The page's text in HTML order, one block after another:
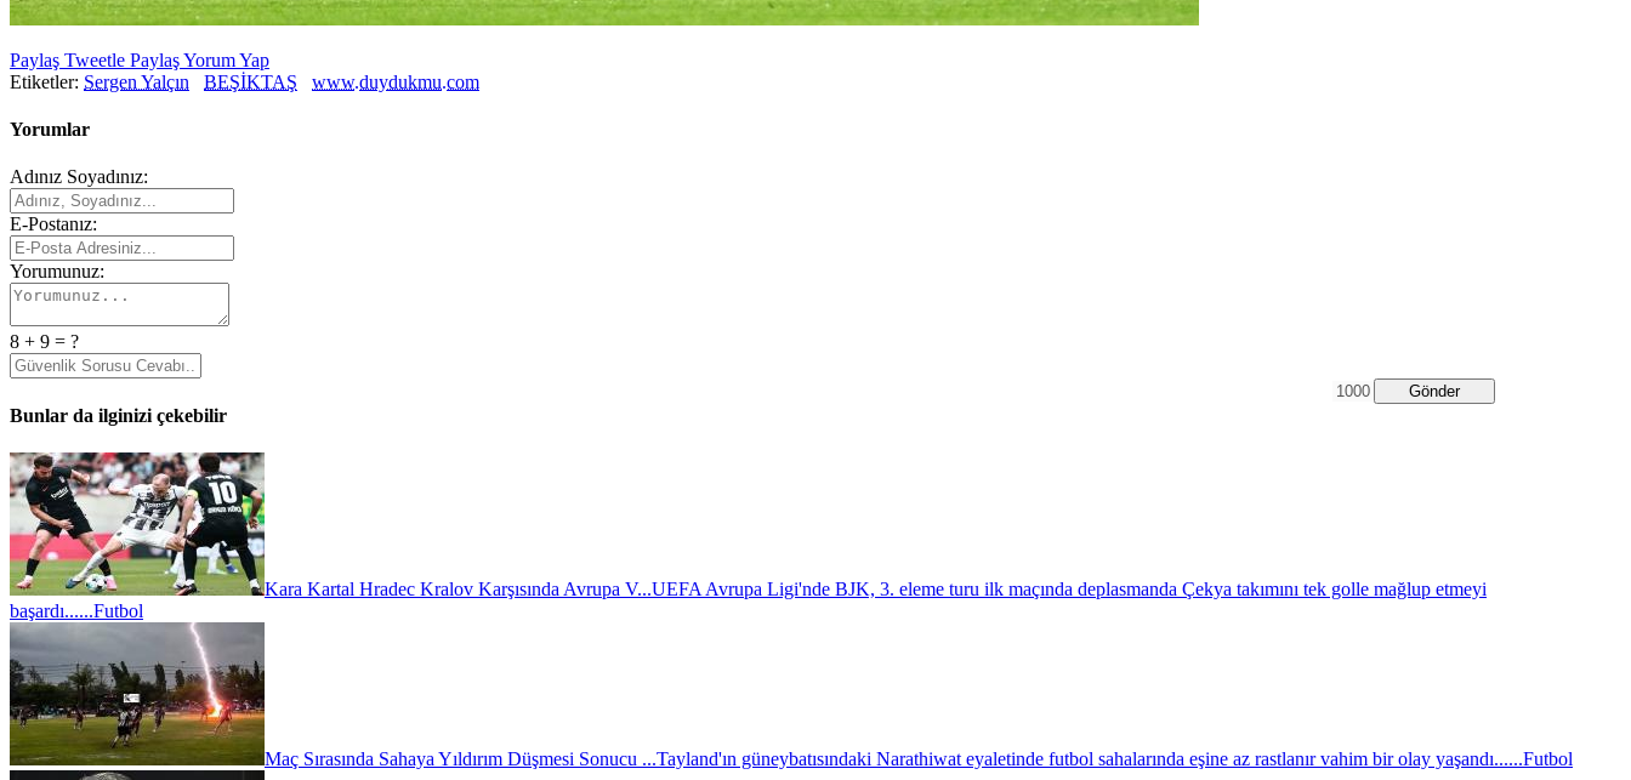
Paylaş Tweetle PaylaşYorum Yap
Etiketler: Sergen Yalçın BEŞİKTAŞ www.duydukmu.com
Yorumlar
Adınız Soyadınız:
E-Postanız:
Yorumunuz:
8 + 9 = ?
Gönder
Bunlar da ilginizi çekebilir
Kara Kartal Hradec Kralov Karşısında Avrupa V...UEFA Avrupa Ligi'nde BJK, 3. eleme turu ilk maçında deplasmanda Çekya takımını tek golle mağlup etmeyi
başardı......Futbol
Maç Sırasında Sahaya Yıldırım Düşmesi Sonucu ...Tayland'ın güneybatısındaki Narathiwat eyaletinde futbol sahalarında eşine az rastlanır vahim bir olay yaşandı......Futbol